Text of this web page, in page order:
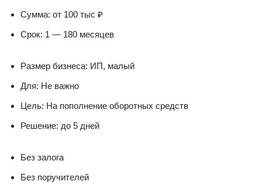
Сумма: от 100 тыс ₽
Срок: 1 — 180 месяцев
Размер бизнеса: ИП, малый
Для: Не важно
Цель: На пополнение оборотных средств
Решение: до 5 дней
Без залога
Без поручителей